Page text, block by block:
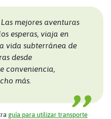
Las mejores aventuras
esperas, viaja en
vida subterránea de
desde
conveniencia,
más.
guía para utilizar transporte